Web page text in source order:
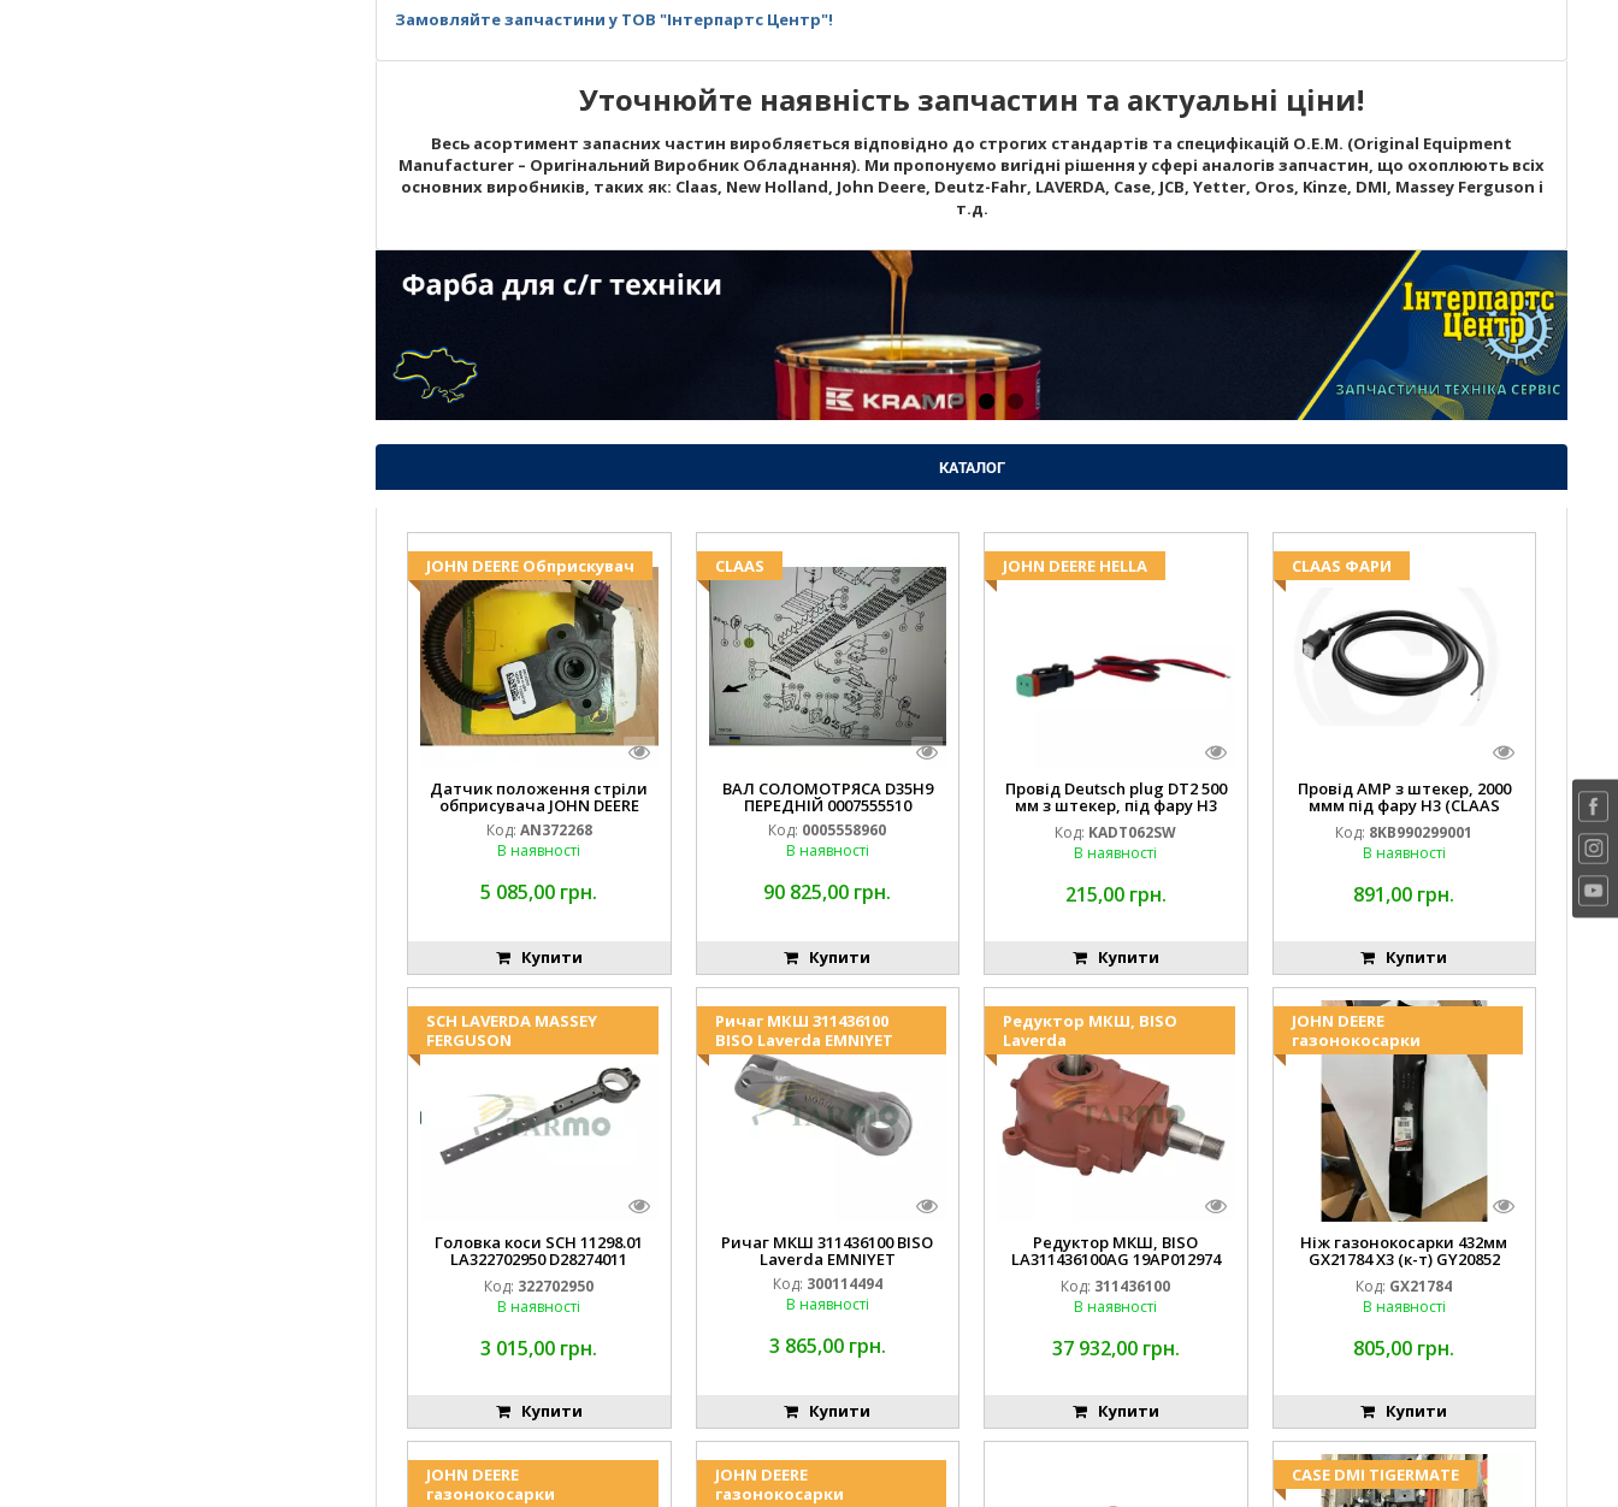
Замовляйте запчастини у ТОВ "Інтерпартс Центр"!
Уточнюйте наявність запчастин та актуальні ціни!
Весь асортимент запасних частин виробляється відповідно до строгих стандартів та специфікацій O.E.M. (Original Equipment
Manufacturer – Оригінальний Виробник Обладнання). Ми пропонуємо вигідні рішення у сфері аналогів запчастин, що охоплюють всіх
основних виробників, таких як: Claas, New Holland, John Deere, Deutz-Fahr, LAVERDA, Case, JCB, Yetter, Oros, Kinze, DMI, Massey Ferguson і
т.д.
КАТАЛОГ
JOHN DEERE Обприскувач
Датчик положення стріли
обприсувача JOHN DEERE
Код: AN372268
В наявності
5 085,00 грн.
Купити
CLAAS
ВАЛ СОЛОМОТРЯСА D35H9
ПЕРЕДНІЙ 0007555510
Код: 0005558960
В наявності
90 825,00 грн.
Купити
JOHN DEERE HELLA
Провід Deutsch plug DT2 500
мм з штекер, під фару H3
(JOHN DEERE AL116438
994.184.00) ) Kramp Hella
Код: KADT062SW
В наявності
215,00 грн.
Купити
CLAAS ФАРИ
Провід AMP з штекер, 2000
ммм під фару H3 (CLAAS
013733) Hella
Код: 8KB990299001
В наявності
891,00 грн.
Купити
SCH LAVERDA MASSEY
FERGUSON
Головка коси SCH 11298.01
LA322702950 D28274011
EMNIYET
Код: 322702950
В наявності
3 015,00 грн.
Купити
Ричаг МКШ 311436100
BISO Laverda EMNIYET
Ричаг МКШ 311436100 BISO
Laverda EMNIYET
Код: 300114494
В наявності
3 865,00 грн.
Купити
Редуктор МКШ, BISO
Laverda
Редуктор МКШ, BISO
LA311436100AG 19AP012974
Laverda EMNIYET
Код: 311436100
В наявності
37 932,00 грн.
Купити
JOHN DEERE
газонокосарки
Ніж газонокосарки 432мм
GX21784 X3 (к-т) GY20852
AM137757 AM141035
Код: GX21784
В наявності
805,00 грн.
Купити
JOHN DEERE
газонокосарки
JOHN DEERE
газонокосарки
CASE DMI TIGERMATE